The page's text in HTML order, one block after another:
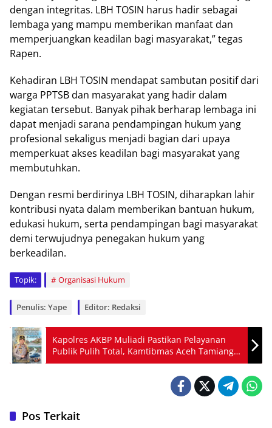
dengan integritas. LBH TOSIN harus hadir sebagai
lembaga yang mampu memberikan manfaat dan
memperjuangkan keadilan bagi masyarakat,” tegas
Rapen.
Kehadiran LBH TOSIN mendapat sambutan positif dari
warga PPTSB dan masyarakat yang hadir dalam
kegiatan tersebut. Banyak pihak berharap lembaga ini
dapat menjadi sarana pendampingan hukum yang
profesional sekaligus menjadi bagian dari upaya
memperkuat akses keadilan bagi masyarakat yang
membutuhkan.
Dengan resmi berdirinya LBH TOSIN, diharapkan lahir
kontribusi nyata dalam memberikan bantuan hukum,
edukasi hukum, serta pendampingan bagi masyarakat
demi terwujudnya penegakan hukum yang
berkeadilan.
Topik: Organisasi Hukum
Penulis: Yape Editor: Redaksi
Kapolres AKBP Muliadi Pastikan Pelayanan
Publik Pulih Total, Kamtibmas Aceh Tamiang
Tetap Kondusif Pascabanjir
Pos Terkait